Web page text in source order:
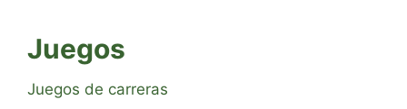
Juegos
Juegos de carreras